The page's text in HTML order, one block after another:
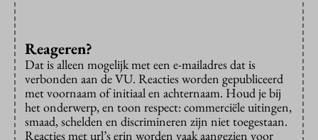
Reageren?
Dat is alleen mogelijk met een e-mailadres dat is
verbonden aan de VU. Reacties worden gepubliceerd
met voornaam of initiaal en achternaam. Houd je bij
het onderwerp, en toon respect: commerciële uitingen,
smaad, schelden en discrimineren zijn niet toegestaan.
Reacties met url’s erin worden vaak aangezien voor